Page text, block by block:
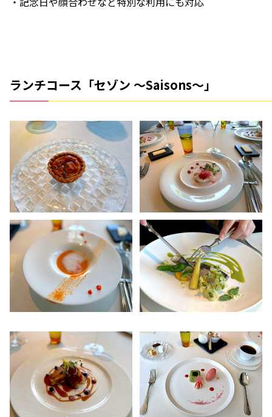
ランチコース「セゾン ～Saisons～」